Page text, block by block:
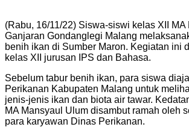
(Rabu, 16/11/22) Siswa-siswi kelas XII
Ganjaran Gondanglegi Malang
benih ikan di Sumber Maron. Kegiatan ini
kelas XII jurusan IPS dan Bahasa.
Sebelum tabur benih ikan, para siswa
Perikanan Kabupaten Malang untuk
jenis-jenis ikan dan biota air tawar.
MA Mansyaul Ulum disambut ramah oleh
para karyawan Dinas Perikanan.